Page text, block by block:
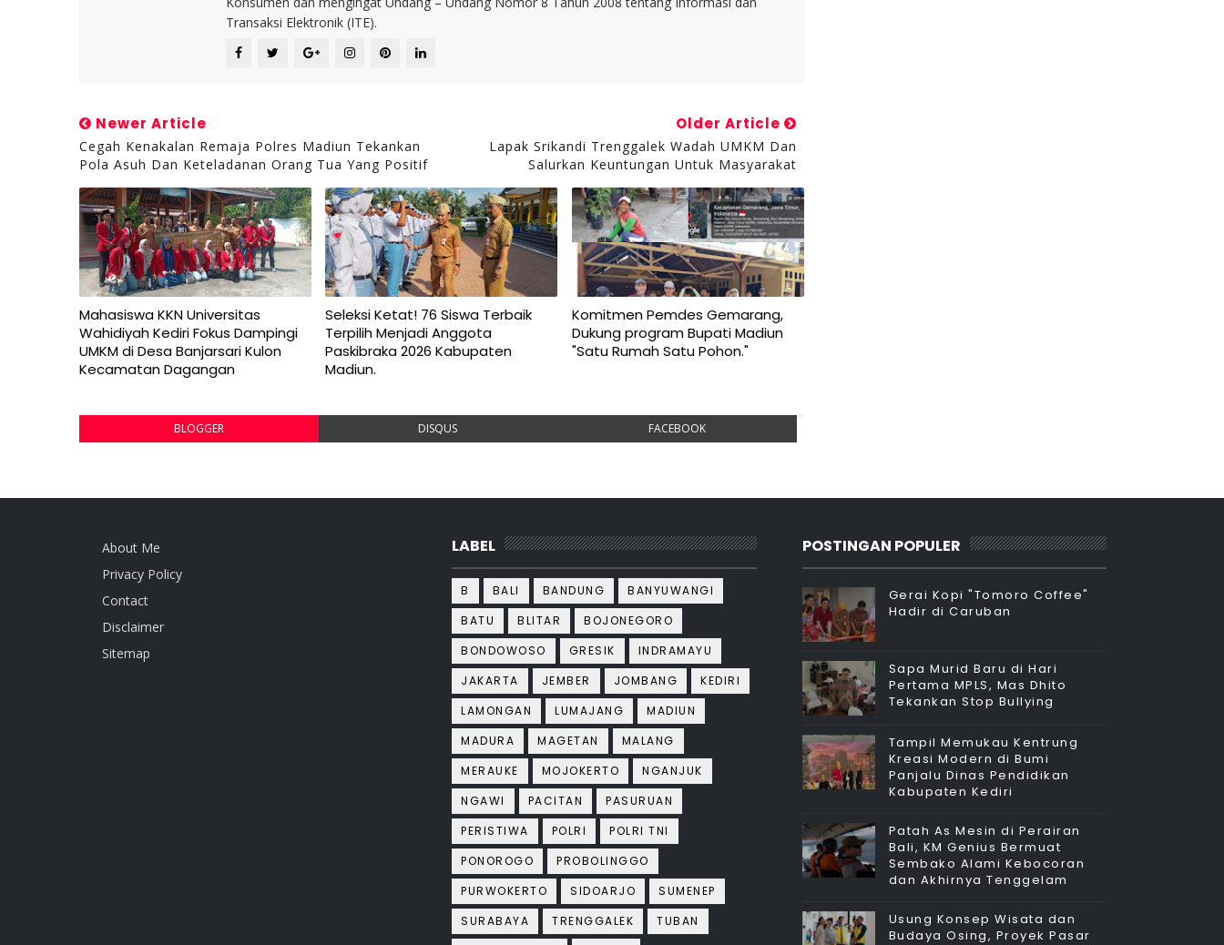
Transaksi Elektronik (ITE).
Newer Article
Cegah Kenakalan Remaja Polres Madiun Tekankan
Pola Asuh Dan Keteladanan Orang Tua Yang Positif
Older Article
Lapak Srikandi Trenggalek Wadah UMKM Dan
Salurkan Keuntungan Untuk Masyarakat
Mahasiswa KKN Universitas
Wahidiyah Kediri Fokus Dampingi
UMKM di Desa Banjarsari Kulon
Kecamatan Dagangan
Seleksi Ketat! 76 Siswa Terbaik
Terpilih Menjadi Anggota
Paskibraka 2026 Kabupaten
Madiun.
Komitmen Pemdes Gemarang,
Dukung program Bupati Madiun
"Satu Rumah Satu Pohon."
BLOGGER DISQUS FACEBOOK
About Me
Privacy Policy
Contact
Disclaimer
Sitemap
LABEL
B BALI BANDUNG
BANYUWANGI
BATU
BLITAR
BOJONEGORO
BONDOWOSO
GRESIK
INDRAMAYU
JAKARTA
JEMBER JOMBANG
KEDIRI
LAMONGAN
LUMAJANG
MADIUN
MADURA
MAGETAN
MALANG
MERAUKE
MOJOKERTO
NGANJUK
NGAWI
PACITAN
PASURUAN
PERISTIWA
POLRI
POLRI TNI
PONOROGO
PROBOLINGGO
PURWOKERTO
SIDOARJO
SUMENEP
SURABAYA
TRENGGALEK
TUBAN
POSTINGAN POPULER
Gerai Kopi "Tomoro Coffee"
Hadir di Caruban
Sapa Murid Baru di Hari
Pertama MPLS, Mas Dhito
Tekankan Stop Bullying
Tampil Memukau Kentrung
Kreasi Modern di Bumi
Panjalu Dinas Pendidikan
Kabupaten Kediri
Patah As Mesin di Perairan
Bali, KM Genius Bermuat
Sembako Alami Kebocoran
dan Akhirnya Tenggelam
Usung Konsep Wisata dan
Budaya Osing, Proyek Pasar